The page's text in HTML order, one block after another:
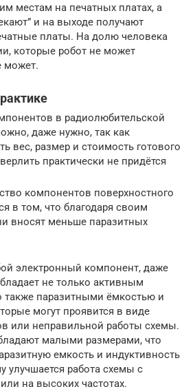
местам на печатных платах, а
и на выходе получают
платы. На долю человека
которые робот не может
может.
в радиолюбительской
даже нужно, так как
вес, размер и стоимость готового
практически не придётся
компонентов поверхностного
в том, что благодаря своим
вносят меньше паразитных
электронный компонент, даже
не только активным
также паразитными ёмкостью и
могут проявится в виде
или неправильной работы схемы.
малыми размерами, что
емкость и индуктивность
улучшается работа схемы с
на высоких частотах.